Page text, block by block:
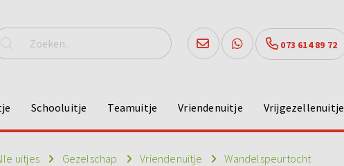
073 614 89 72
Schooluitje Teamuitje Vriendenuitje Vrijgezellenuitje
uitjes Gezelschap Vriendenuitje Wandelspeurtocht